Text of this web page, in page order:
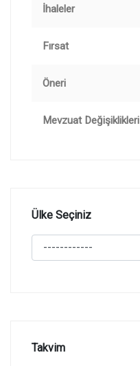
İhaleler
Fırsat
Öneri
Mevzuat Değişiklikleri
Ülke Seçiniz
Takvim